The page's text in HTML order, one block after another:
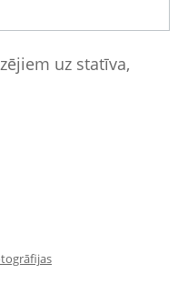
uz statīva,